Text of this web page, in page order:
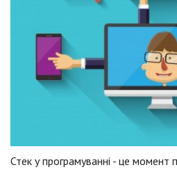
Стек у програмуванні - це момент